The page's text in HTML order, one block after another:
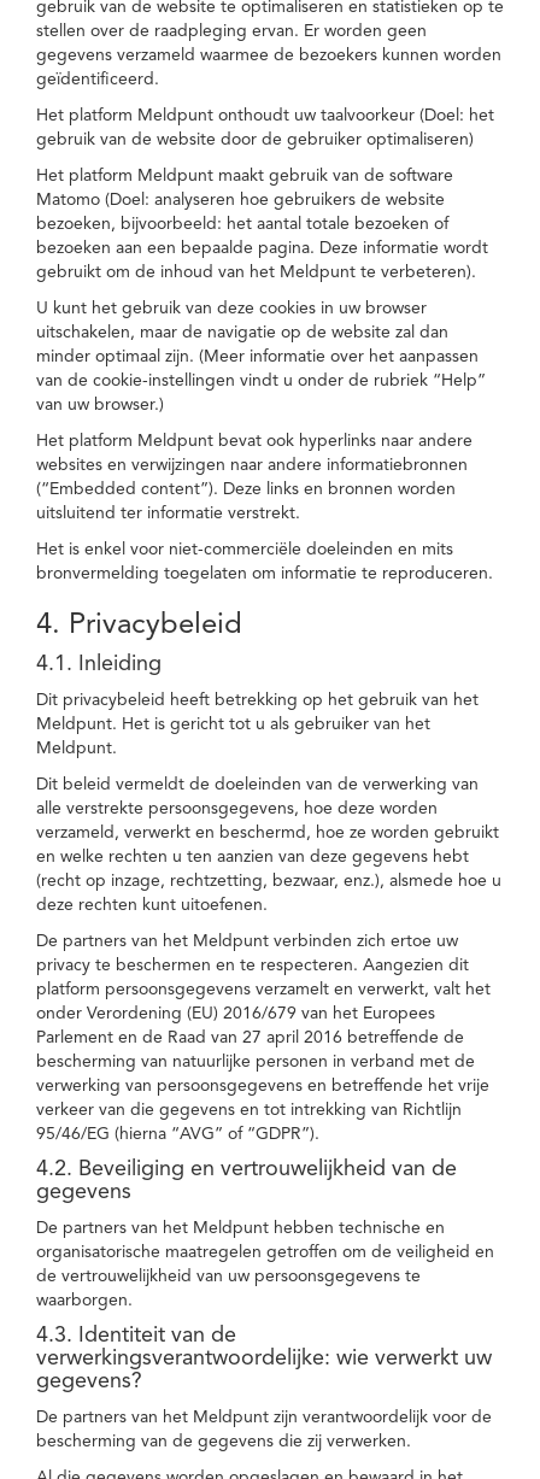
gebruik van de website te optimaliseren en statistieken op te
stellen over de raadpleging ervan. Er worden geen
gegevens verzameld waarmee de bezoekers kunnen worden
geïdentificeerd.
Het platform Meldpunt onthoudt uw taalvoorkeur (Doel: het
gebruik van de website door de gebruiker optimaliseren)
Het platform Meldpunt maakt gebruik van de software
Matomo (Doel: analyseren hoe gebruikers de website
bezoeken, bijvoorbeeld: het aantal totale bezoeken of
bezoeken aan een bepaalde pagina. Deze informatie wordt
gebruikt om de inhoud van het Meldpunt te verbeteren).
U kunt het gebruik van deze cookies in uw browser
uitschakelen, maar de navigatie op de website zal dan
minder optimaal zijn. (Meer informatie over het aanpassen
van de cookie-instellingen vindt u onder de rubriek “Help”
van uw browser.)
Het platform Meldpunt bevat ook hyperlinks naar andere
websites en verwijzingen naar andere informatiebronnen
(“Embedded content”). Deze links en bronnen worden
uitsluitend ter informatie verstrekt.
Het is enkel voor niet-commerciële doeleinden en mits
bronvermelding toegelaten om informatie te reproduceren.
4. Privacybeleid
4.1. Inleiding
Dit privacybeleid heeft betrekking op het gebruik van het
Meldpunt. Het is gericht tot u als gebruiker van het
Meldpunt.
Dit beleid vermeldt de doeleinden van de verwerking van
alle verstrekte persoonsgegevens, hoe deze worden
verzameld, verwerkt en beschermd, hoe ze worden gebruikt
en welke rechten u ten aanzien van deze gegevens hebt
(recht op inzage, rechtzetting, bezwaar, enz.), alsmede hoe u
deze rechten kunt uitoefenen.
De partners van het Meldpunt verbinden zich ertoe uw
privacy te beschermen en te respecteren. Aangezien dit
platform persoonsgegevens verzamelt en verwerkt, valt het
onder Verordening (EU) 2016/679 van het Europees
Parlement en de Raad van 27 april 2016 betreffende de
bescherming van natuurlijke personen in verband met de
verwerking van persoonsgegevens en betreffende het vrije
verkeer van die gegevens en tot intrekking van Richtlijn
95/46/EG (hierna “AVG” of “GDPR”).
4.2. Beveiliging en vertrouwelijkheid van de
gegevens
De partners van het Meldpunt hebben technische en
organisatorische maatregelen getroffen om de veiligheid en
de vertrouwelijkheid van uw persoonsgegevens te
waarborgen.
4.3. Identiteit van de
verwerkingsverantwoordelijke: wie verwerkt uw
gegevens?
De partners van het Meldpunt zijn verantwoordelijk voor de
bescherming van de gegevens die zij verwerken.